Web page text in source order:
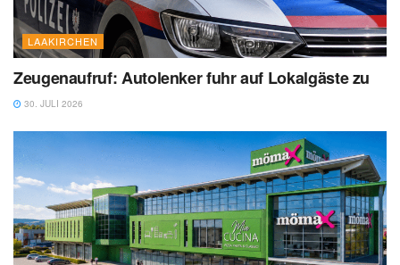
LAAKIRCHEN
Zeugenaufruf: Autolenker fuhr auf Lokalgäste zu
30. JULI 2026